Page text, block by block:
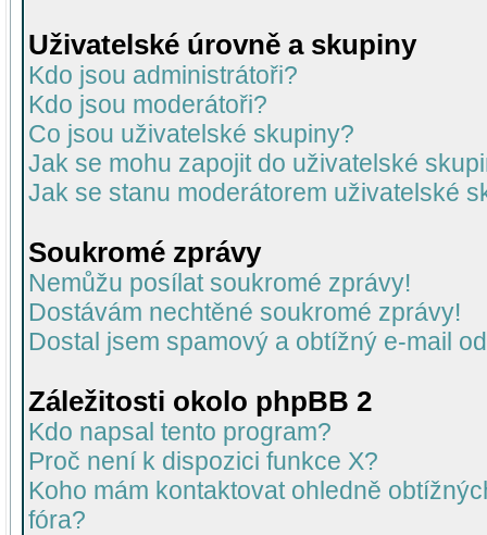
Uživatelské úrovně a skupiny
Kdo jsou administrátoři?
Kdo jsou moderátoři?
Co jsou uživatelské skupiny?
Jak se mohu zapojit do uživatelské
Jak se stanu moderátorem uživatelské
Soukromé zprávy
Nemůžu posílat soukromé zprávy!
Dostávám nechtěné soukromé zprávy!
Dostal jsem spamový a obtížný e-mail
Záležitosti okolo phpBB 2
Kdo napsal tento program?
Proč není k dispozici funkce X?
Koho mám kontaktovat ohledně
fóra?